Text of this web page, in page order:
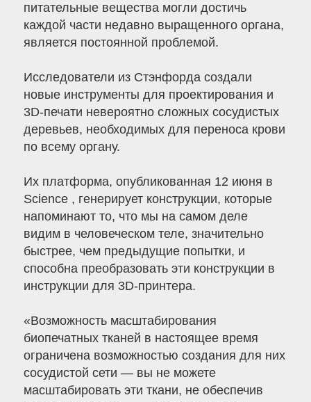
питательные вещества могли достичь
каждой части недавно выращенного органа,
является постоянной проблемой.
Исследователи из Стэнфорда создали
новые инструменты для проектирования и
3D-печати невероятно сложных сосудистых
деревьев, необходимых для переноса крови
по всему органу.
Их платформа, опубликованная 12 июня в
Science , генерирует конструкции, которые
напоминают то, что мы на самом деле
видим в человеческом теле, значительно
быстрее, чем предыдущие попытки, и
способна преобразовать эти конструкции в
инструкции для 3D-принтера.
«Возможность масштабирования
биопечатных тканей в настоящее время
ограничена возможностью создания для них
сосудистой сети — вы не можете
масштабировать эти ткани, не обеспечив